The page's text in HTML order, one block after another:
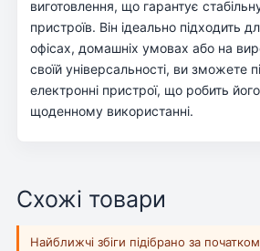
виготовлення, що гарантує
пристроїв. Він ідеально підходить
офісах, домашніх умовах або на
своїй універсальності, ви зможете
електронні пристрої, що робить
щоденному використанні.
Схожі товари
Найближчі збіги підібрано за